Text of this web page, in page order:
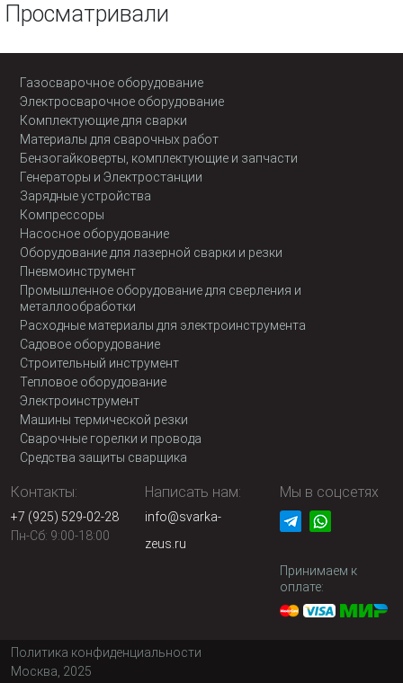
Просматривали
Газосварочное оборудование
Электросварочное оборудование
Комплектующие для сварки
Материалы для сварочных работ
Бензогайковерты, комплектующие и запчасти
Генераторы и Электростанции
Зарядные устройства
Компрессоры
Насосное оборудование
Оборудование для лазерной сварки и резки
Пневмоинструмент
Промышленное оборудование для сверления и
металлообработки
Расходные материалы для электроинструмента
Садовое оборудование
Строительный инструмент
Тепловое оборудование
Электроинструмент
Машины термической резки
Сварочные горелки и провода
Средства защиты сварщика
Контакты:
+7 (925) 529-02-28
Пн-Сб: 9:00-18:00
Написать нам:
info@svarka-
zeus.ru
Мы в соцсетях
Принимаем к
оплате:
Политика конфиденциальности
Москва, 2025